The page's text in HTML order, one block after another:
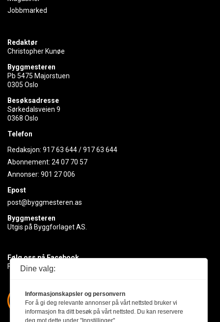
Jobbmarked
Redaktør
Christopher Kunøe
Byggmesteren
Pb 5475 Majorstuen
0305 Oslo
Besøksadresse
Sørkedalsveien 9
0368 Oslo
Telefon
Redaksjon: 917 63 644/917 63 644
Abonnement: 24 07 70 57
Annonser: 901 27 006
Epost
post@byggmesteren.as
Byggmesteren
Utgis på Byggforlaget AS.
Følg oss på Facebook
Få med deg det siste innen byggebransjen
Dine valg:
Informasjonskapsler og personvern
For å gi deg relevante annonser på vårt nettsted bruker vi
informasjon fra ditt besøk på vårt nettsted. Du kan reservere
deg mot dette under "Innstillinger".